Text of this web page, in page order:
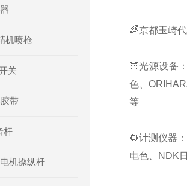
🌈京都玉崎
🍑光源设备
色、
等
🌻计测仪器
电色、NDK
机喷枪
关
带
杆
机操纵杆